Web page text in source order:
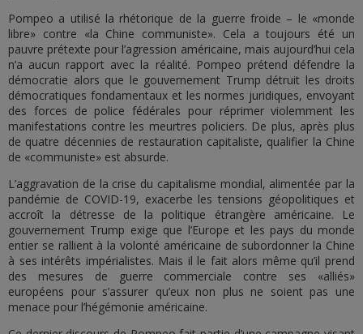
Pompeo a utilisé la rhétorique de la guerre froide – le «monde
libre» contre «la Chine communiste». Cela a toujours été un
pauvre prétexte pour l’agression américaine, mais aujourd’hui cela
n’a aucun rapport avec la réalité. Pompeo prétend défendre la
démocratie alors que le gouvernement Trump détruit les droits
démocratiques fondamentaux et les normes juridiques, envoyant
des forces de police fédérales pour réprimer violemment les
manifestations contre les meurtres policiers. De plus, après plus
de quatre décennies de restauration capitaliste, qualifier la Chine
de «communiste» est absurde.
L’aggravation de la crise du capitalisme mondial, alimentée par la
pandémie de COVID-19, exacerbe les tensions géopolitiques et
accroît la détresse de la politique étrangère américaine. Le
gouvernement Trump exige que l’Europe et les pays du monde
entier se rallient à la volonté américaine de subordonner la Chine
à ses intérêts impérialistes. Mais il le fait alors même qu’il prend
des mesures de guerre commerciale contre ses «alliés»
européens pour s’assurer qu’eux non plus ne soient pas une
menace pour l’hégémonie américaine.